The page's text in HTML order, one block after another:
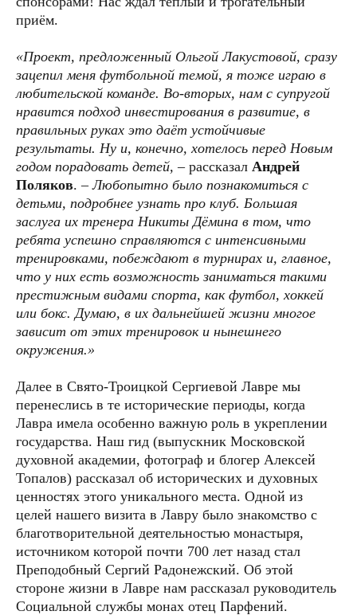
приём.
«Проект, предложенный Ольгой Лакустовой, сразу
зацепил меня футбольной темой, я тоже играю в
любительской команде. Во-вторых, нам с супругой
нравится подход инвестирования в развитие, в
правильных руках это даёт устойчивые
результаты. Ну и, конечно, хотелось перед Новым
годом порадовать детей, – рассказал Андрей
Поляков. –Любопытно было познакомиться с
детьми, подробнее узнать про клуб. Большая
заслуга их тренера Никиты Дёмина в том, что
ребята успешно справляются с интенсивными
тренировками, побеждают в турнирах и, главное,
что у них есть возможность заниматься такими
престижным видами спорта, как футбол, хоккей
или бокс. Думаю, в их дальнейшей жизни многое
зависит от этих тренировок и нынешнего
окружения.»
Далее в Свято-Троицкой Сергиевой Лавре мы
перенеслись в те исторические периоды, когда
Лавра имела особенно важную роль в укреплении
государства. Наш гид (выпускник Московской
духовной академии, фотограф и блогер Алексей
Топалов) рассказал об исторических и духовных
ценностях этого уникального места. Одной из
целей нашего визита в Лавру было знакомство с
благотворительной деятельностью монастыря,
источником которой почти 700 лет назад стал
Преподобный Сергий Радонежский. Об этой
стороне жизни в Лавре нам рассказал руководитель
Социальной службы монах отец Парфений.